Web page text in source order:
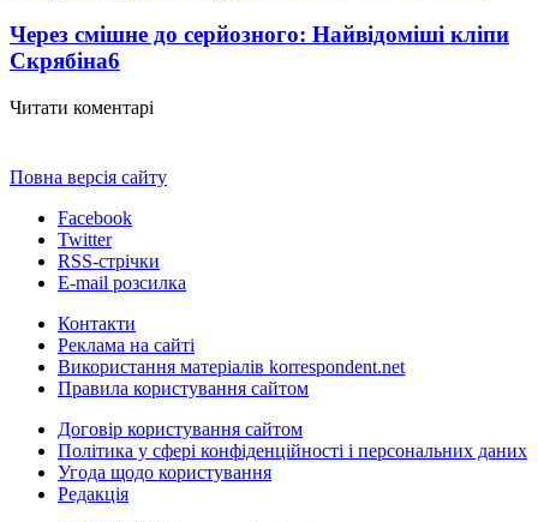
Через смішне до серйозного: Найвідоміші кліпи
Скрябіна6
Читати коментарі
Повна версія сайту
Facebook
Twitter
RSS-стрічки
E-mail розсилка
Контакти
Реклама на сайті
Використання матеріалів korrespondent.net
Правила користування сайтом
Договір користування сайтом
Політика у сфері конфіденційності і персональних даних
Угода щодо користування
Редакція